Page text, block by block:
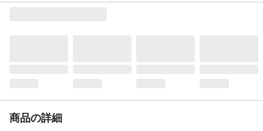
商品の詳細